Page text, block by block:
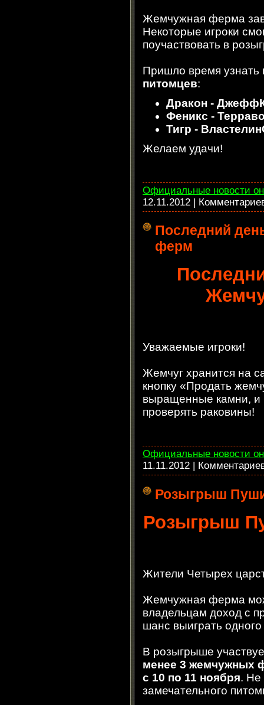
Жемчужная ферма
Некоторые игроки
поучаствовать в
Пришло время узнать
питомцев:
Дракон -
Феникс -
Тигр -
Желаем удачи!
Официальные новости
12.11.2012 |
Последний
ферм
Уважаемые игроки!
Жемчуг хранится на
кнопку «Продать
выращенные камни, и
проверять раковины!
Официальные новости
11.11.2012 |
Розыгрыш
Розыгрыш
Жители Четырех
Жемчужная ферма
владельцам доход с
шанс выиграть
В розыгрыше
менее 3 жемчужных
с 10 по 11 ноября. Не
замечательного